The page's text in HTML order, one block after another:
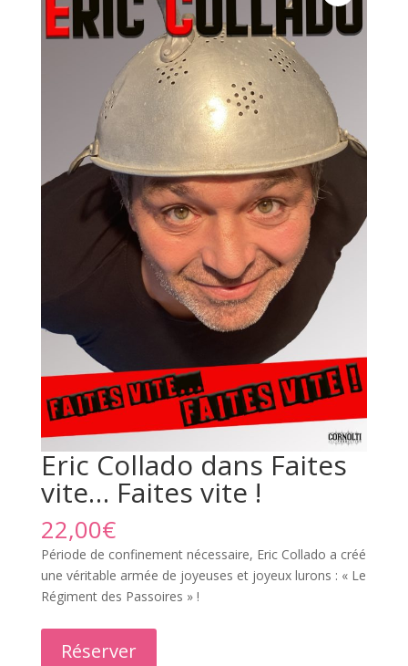
Eric Collado dans Faites
vite… Faites vite !
22,00€
Période de confinement nécessaire, Eric Collado a créé
une véritable armée de joyeuses et joyeux lurons : « Le
Régiment des Passoires » !
Réserver